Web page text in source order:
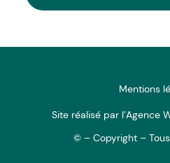
Mentions
Site réalisé par l’Agence
© – Copyright –